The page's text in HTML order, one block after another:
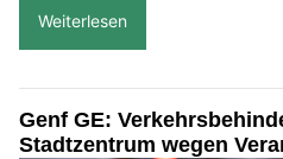
Weiterlesen
Genf GE:
Stadtzentrum wegen